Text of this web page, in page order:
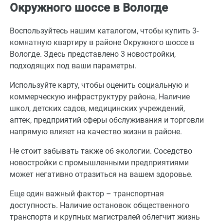
Окружного шоссе в Вологде
Воспользуйтесь нашим каталогом, чтобы купить 3-
комнатную квартиру в районе Окружного шоссе в
Вологде. Здесь представлено 3 новостройки,
подходящих под ваши параметры.
Используйте карту, чтобы оценить социальную и
коммерческую инфраструктуру района, Наличие
школ, детских садов, медицинских учреждений,
аптек, предприятий сферы обслуживания и торговли
напрямую влияет на качество жизни в районе.
Не стоит забывать также об экологии. Соседство
новостройки с промышленными предприятиями
может негативно отразиться на вашем здоровье.
Еще один важный фактор – транспортная
доступность. Наличие остановок общественного
транспорта и крупных магистралей облегчит жизнь